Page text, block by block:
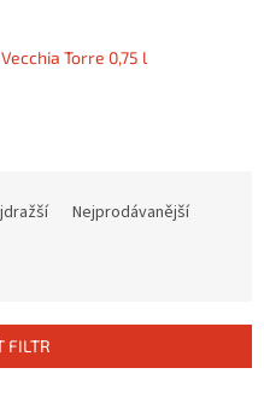
Torre 0,75 l
Nejprodávanější
FILTR